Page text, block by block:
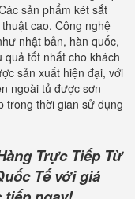
sản phẩm két sắt
cao. Công nghệ
nhật bản, hàn quốc,
quả tốt nhất cho khách
sản xuất hiện đại, với
ngoài tủ được sơn
trong thời gian sử dụng
Trực Tiếp Từ
Tế với giá